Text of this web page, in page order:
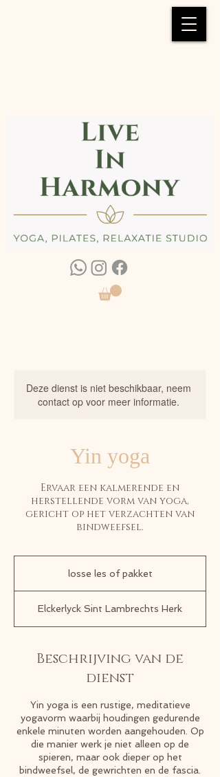
Deze dienst is niet beschikbaar, neem
contact op voor meer informatie.
Yin yoga
Ervaar een kalmerende en
herstellende vorm van yoga,
gericht op het verzachten van
bindweefsel.
losse les of pakket
Elckerlyck Sint Lambrechts Herk
Beschrijving van de
dienst
Yin yoga is een rustige, meditatieve
yogavorm waarbij houdingen gedurende
enkele minuten worden aangehouden. Op
die manier werk je niet alleen op de
spieren, maar ook dieper op het
bindweefsel, de gewrichten en de fascia.